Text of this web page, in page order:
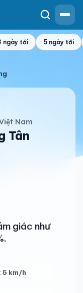
ngày tới 5 ngày tới
Nam
Tân
giác như
5 km/h